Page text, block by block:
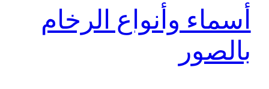
أسماء وأنواع الرخام
بالصور